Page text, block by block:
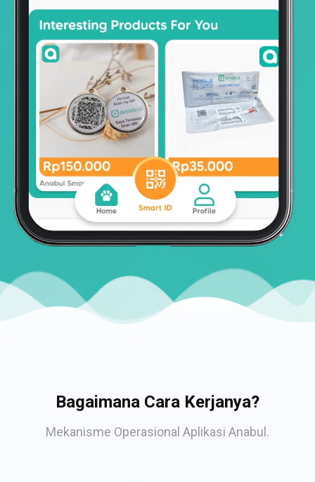
Bagaimana Cara Kerjanya?
Mekanisme Operasional Aplikasi Anabul.